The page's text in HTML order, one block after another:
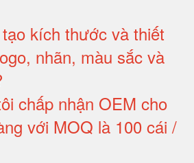
kích thước và thiết
nhãn, màu sắc và
chấp nhận OEM cho
với MOQ là 100 cái /